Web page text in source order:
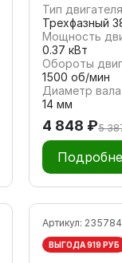
Тип двигателя
Трехфазный
Мощность
0.37 кВт
Обороты
1500 об/мин
Диаметр вала
14 мм
4 848 ₽5
Артикул: 235784
ВЫГОДА 919 РУБ